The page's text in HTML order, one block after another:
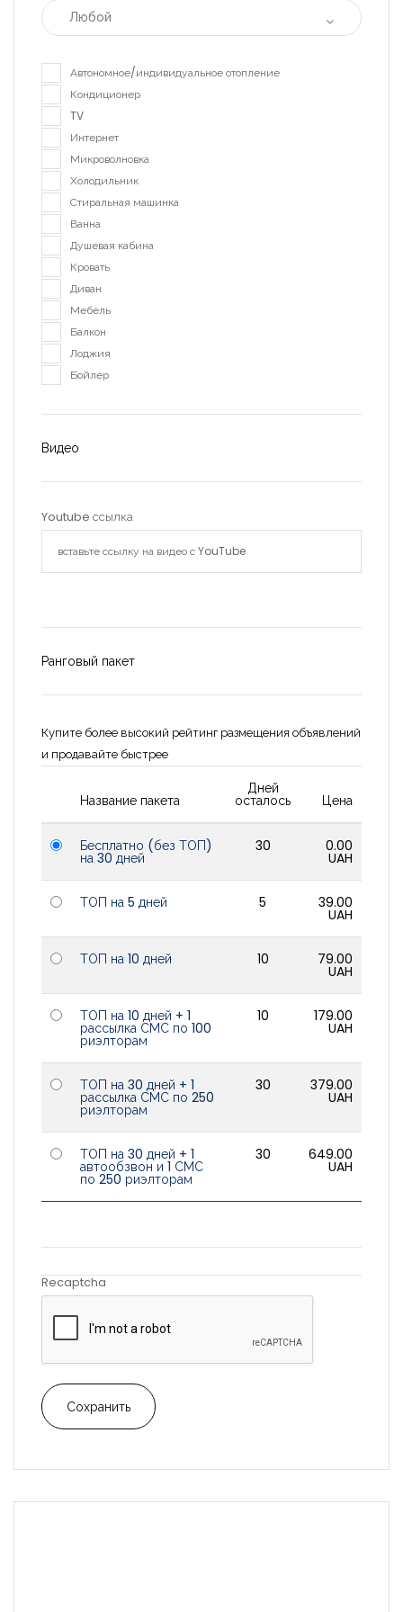
|-Раковка (Кременчуг)
|-Реевка (Кременчуг)
|-Хорольская и больница №1
(Кременчуг)
|-Центр (Кременчуг)
|-Чередники (Кременчуг)
|-Кременчугский район
|-Черногория
|-Область Будвы
|-Будва
Любой
Автономное/индивидуальное отопление
Кондиционер
TV
Интернет
Микроволновка
Холодильник
Стиральная машинка
Ванна
Душевая кабина
Кровать
Диван
Мебель
Балкон
Лоджия
Бойлер
Видео
Youtube ссылка
Ранговый пакет
Купите более высокий рейтинг размещения объявлений
и продавайте быстрее
Название пакета
Дней
осталось Цена
Бесплатно (без ТОП)
на 30 дней
30 0.00
UAH
ТОП на 5 дней 5 39.00
UAH
ТОП на 10 дней 10 79.00
UAH
ТОП на 10 дней + 1
рассылка СМС по 100
риэлторам
10 179.00
UAH
ТОП на 30 дней + 1
рассылка СМС по 250
риэлторам
30 379.00
UAH
ТОП на 30 дней + 1
автообзвон и 1 СМС
по 250 риэлторам
30 649.00
UAH
Recaptcha
Сохранить
Forgot Password?
Войти